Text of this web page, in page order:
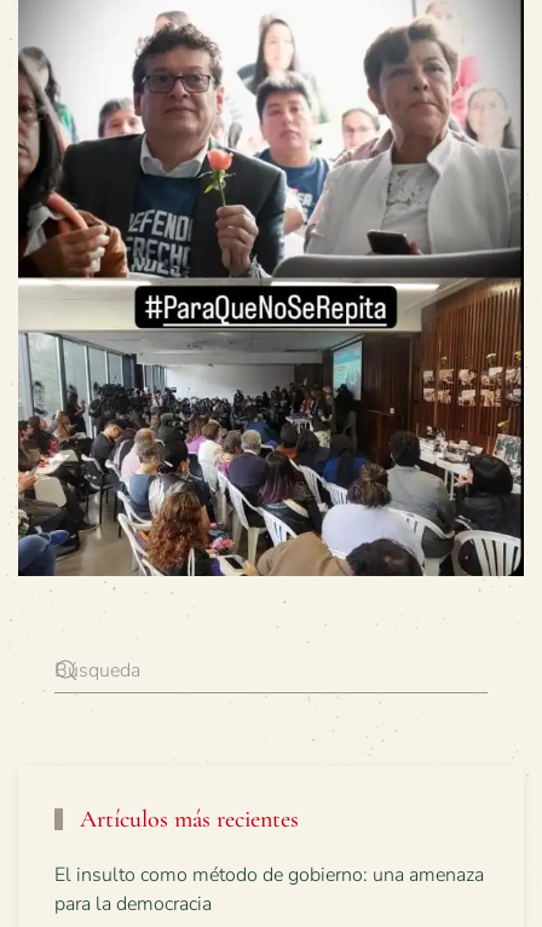
Artículos más recientes
El insulto como método de gobierno: una amenaza
para la democracia